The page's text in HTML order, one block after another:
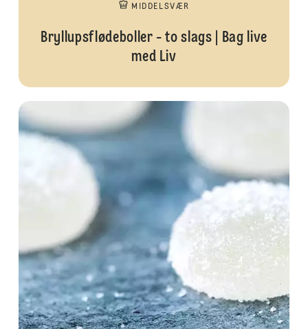
MIDDELSVÆR
Bryllupsflødeboller - to slags | Bag live
med Liv